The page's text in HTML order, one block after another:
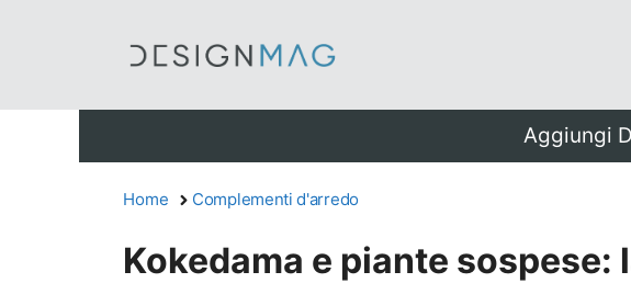
Aggiungi
Home Complementi d'arredo
Kokedama e piante sospese: